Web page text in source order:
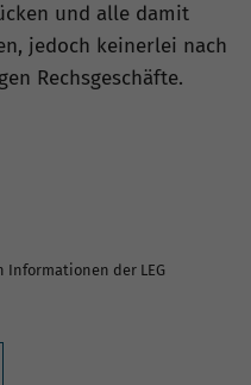
und alle damit
jedoch keinerlei nach
Rechsgeschäfte.
Informationen der LEG